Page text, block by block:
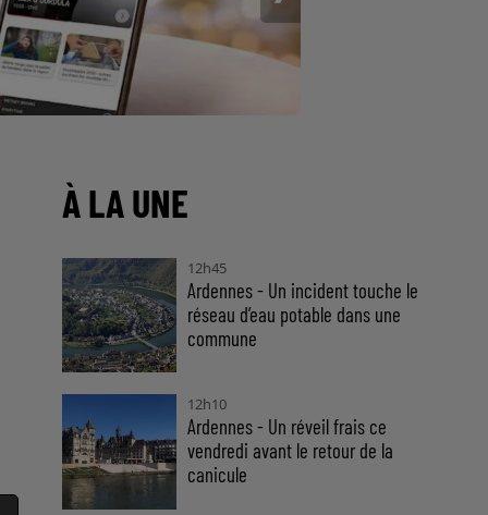
À LA UNE
12h45
Ardennes - Un incident touche le
réseau d’eau potable dans une
commune
12h10
Ardennes - Un réveil frais ce
vendredi avant le retour de la
canicule